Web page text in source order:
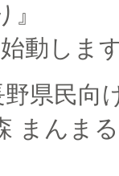
動しま
県民向
まんま